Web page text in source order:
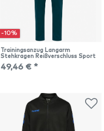
-10%
Trainingsanzug Langarm
Stehkragen Reißverschluss Sport
49,46 € *